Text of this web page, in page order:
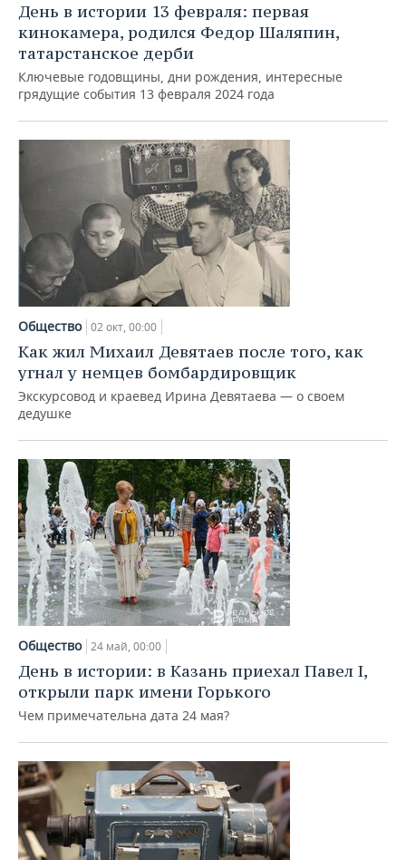
День в истории 13 февраля: первая
кинокамера, родился Федор Шаляпин,
татарстанское дерби
Ключевые годовщины, дни рождения, интересные
грядущие события 13 февраля 2024 года
Общество 02 окт, 00:00
Как жил Михаил Девятаев после того, как
угнал у немцев бомбардировщик
Экскурсовод и краевед Ирина Девятаева — о своем
дедушке
Общество 24 май, 00:00
День в истории: в Казань приехал Павел I,
открыли парк имени Горького
Чем примечательна дата 24 мая?